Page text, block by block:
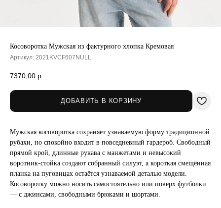
Косоворотка Мужская из фактурного хлопка Кремовая
Артикул: 2021KVCF607NULL
7370,00 р.
ДОБАВИТЬ В КОРЗИНУ
Мужская косоворотка сохраняет узнаваемую форму традиционной
рубахи, но спокойно входит в повседневный гардероб. Свободный
прямой крой, длинные рукава с манжетами и невысокий
воротник-стойка создают собранный силуэт, а короткая смещённая
планка на пуговицах остаётся узнаваемой деталью модели.
Косоворотку можно носить самостоятельно или поверх футболки
— с джинсами, свободными брюками и шортами.